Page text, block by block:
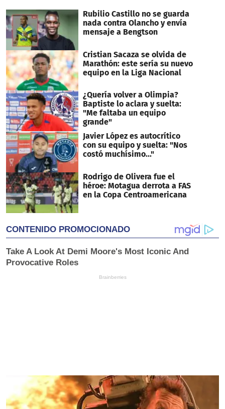
Rubilio Castillo no se guarda
nada contra Olancho y envía
mensaje a Bengtson
Cristian Sacaza se olvida de
Marathón: este sería su nuevo
equipo en la Liga Nacional
¿Quería volver a Olimpia?
Baptiste lo aclara y suelta:
"Me faltaba un equipo
grande"
Javier López es autocrítico
con su equipo y suelta: "Nos
costó muchísimo..."
Rodrigo de Olivera fue el
héroe: Motagua derrota a FAS
en la Copa Centroamericana